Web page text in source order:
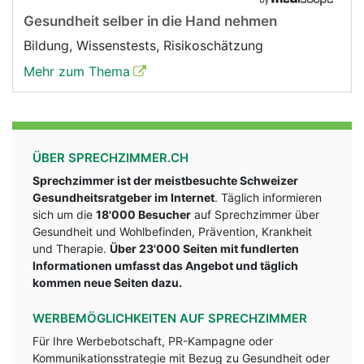
Gesundheit selber in die Hand nehmen
Bildung, Wissenstests, Risikoschätzung
Mehr zum Thema
ÜBER SPRECHZIMMER.CH
Sprechzimmer ist der meistbesuchte Schweizer
Gesundheitsratgeber im Internet. Täglich informieren
sich um die 18'000 Besucher auf Sprechzimmer über
Gesundheit und Wohlbefinden, Prävention, Krankheit
und Therapie. Über 23'000 Seiten mit fundlerten
Informationen umfasst das Angebot und täglich
kommen neue Seiten dazu.
WERBEMÖGLICHKEITEN AUF SPRECHZIMMER
Für Ihre Werbebotschaft, PR-Kampagne oder
Kommunikationsstrategie mit Bezug zu Gesundheit oder